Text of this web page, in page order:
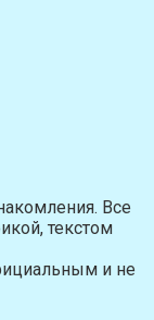
Все
текстом
и не